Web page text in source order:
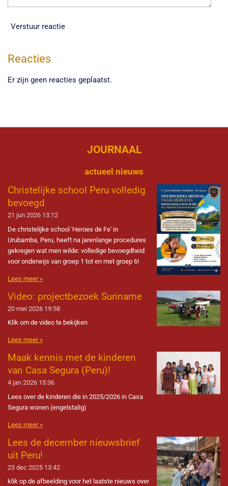
Verstuur reactie
Reacties
Er zijn geen reacties geplaatst.
JOURNAAL
actueel nieuws
Christelijke school Peru volledig
bevoegd
21 jun 2026 13:12
De christelijke school 'Heroes de Fe' in
Urubamba, Peru, heeft na jarenlange procedures
gekregen wat men wilde: volledige bevoegdheid
voor onderwijs van groep 1 tot en met groep 6!
Lees meer »
Video: projectbezoek Suriname
20 mei 2026 19:58
Klik om de video te bekijken
Lees meer »
Maak kennis met de kinderen
van Casa Segura (Peru)!
4 jan 2026 15:36
Lees over de kinderen die in 2025/2026 in Casa
Segura wonen (engelstalig)
Lees meer »
Lees de december nieuwsbrief
uit Peru!
23 dec 2025 13:42
klik op de afbeelding voor het laatste nieuws over